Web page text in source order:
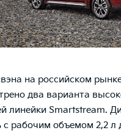
на российском
два варианта
линейки Smartstream.
с рабочим объемом 2,2 л